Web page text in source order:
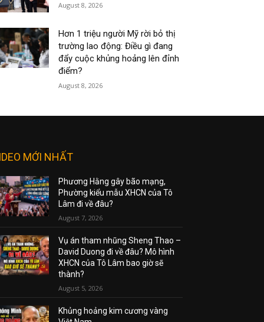
August 8, 2026
Hơn 1 triệu người Mỹ rời bỏ thị
trường lao động: Điều gì đang
đẩy cuộc khủng hoảng lên đỉnh
điểm?
August 8, 2026
MỚI NHẤT
Phương Hằng gây bão mạng,
Phường kiểu mẫu XHCN của Tô
Lâm đi về đâu?
August 7, 2026
Vụ án tham nhũng Sheng Thao –
David Duong đi về đâu? Mô hình
XHCN của Tô Lâm bao giờ sẽ
thành?
August 5, 2026
Khủng hoảng kim cương vàng